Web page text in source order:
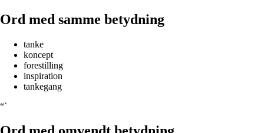
Ord med samme betydning
tanke
koncept
forestilling
inspiration
tankegang
“`